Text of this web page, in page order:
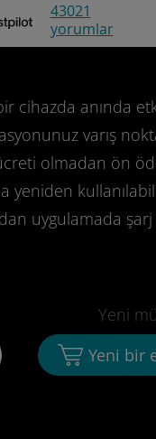
43021
yorumlar
cihazda anında
varış
olmadan ön
yeniden
uygulamada
Yeni
Yeni bir